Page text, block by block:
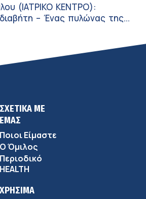
(ΙΑΤΡΙΚΟ ΚΕΝΤΡΟ):
– Ένας πυλώνας της
ΣΧΕΤΙΚΑ ΜΕ
ΕΜΑΣ
Ποιοι Είμαστε
Ο Όμιλος
Περιοδικό
HEALTH
ΧΡΗΣΙΜΑ